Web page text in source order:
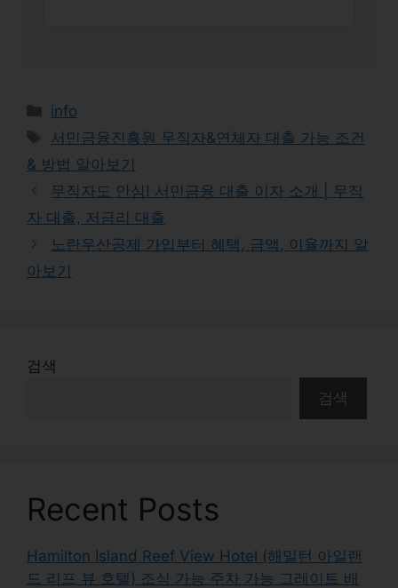
Categories
info
Tags
서민금융진흥원 무직자&연체자 대출 가능 조건
& 방법 알아보기
무직자도 안심! 서민금융 대출 이자 소개 | 무직
자 대출, 저금리 대출
노란우산공제 가입부터 혜택, 금액, 이율까지 알
아보기
검색
검색
Recent Posts
Hamilton Island Reef View Hotel (해밀턴 아일랜
드 리프 뷰 호텔) 조식 가능 주차 가능 그레이트 배